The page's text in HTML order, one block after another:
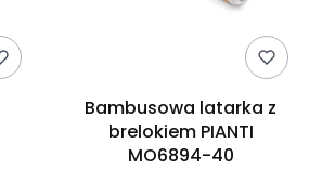
Bambusowa latarka z
brelokiem PIANTI
MO6894-40